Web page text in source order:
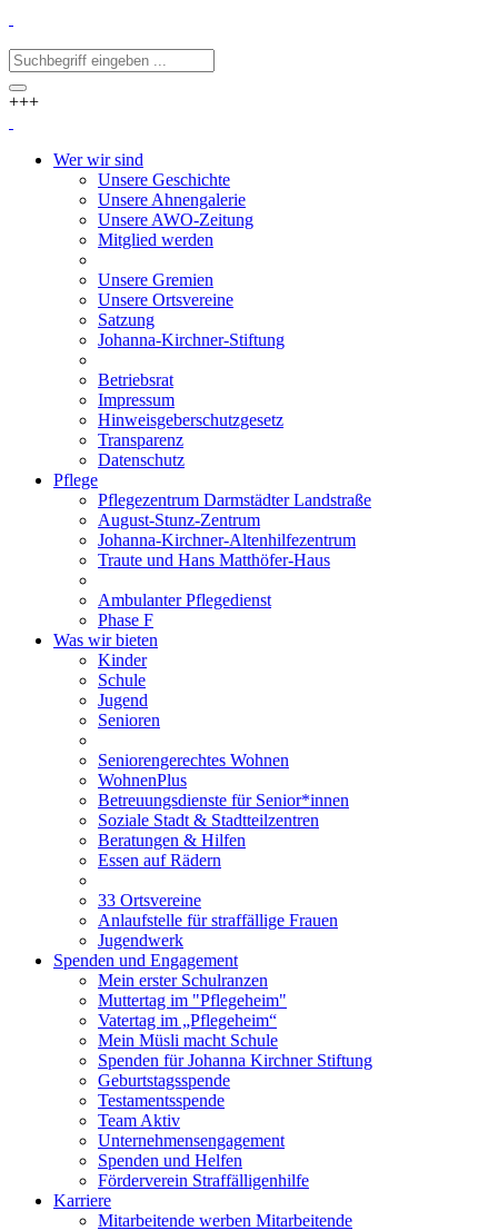
+++
Wer wir sind
Unsere Geschichte
Unsere Ahnengalerie
Unsere AWO-Zeitung
Mitglied werden
Unsere Gremien
Unsere Ortsvereine
Satzung
Johanna-Kirchner-Stiftung
Betriebsrat
Impressum
Hinweisgeberschutzgesetz
Transparenz
Datenschutz
Pflege
Pflegezentrum Darmstädter Landstraße
August-Stunz-Zentrum
Johanna-Kirchner-Altenhilfezentrum
Traute und Hans Matthöfer-Haus
Ambulanter Pflegedienst
Phase F
Was wir bieten
Kinder
Schule
Jugend
Senioren
Seniorengerechtes Wohnen
WohnenPlus
Betreuungsdienste für Senior*innen
Soziale Stadt & Stadtteilzentren
Beratungen & Hilfen
Essen auf Rädern
33 Ortsvereine
Anlaufstelle für straffällige Frauen
Jugendwerk
Spenden und Engagement
Mein erster Schulranzen
Muttertag im "Pflegeheim"
Vatertag im „Pflegeheim“
Mein Müsli macht Schule
Spenden für Johanna Kirchner Stiftung
Geburtstagsspende
Testamentsspende
Team Aktiv
Unternehmensengagement
Spenden und Helfen
Förderverein Straffälligenhilfe
Karriere
Mitarbeitende werben Mitarbeitende